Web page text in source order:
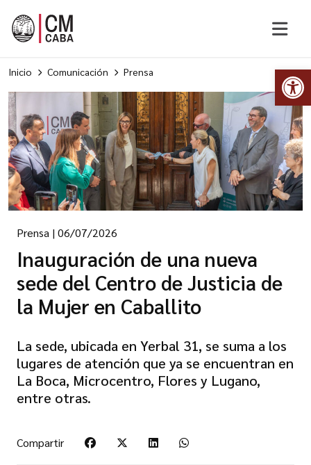
Inicio Comunicación Prensa
Prensa | 06/07/2026
Inauguración de una nueva
sede del Centro de Justicia de
la Mujer en Caballito
La sede, ubicada en Yerbal 31, se suma a los
lugares de atención que ya se encuentran en
La Boca, Microcentro, Flores y Lugano,
entre otras.
Compartir